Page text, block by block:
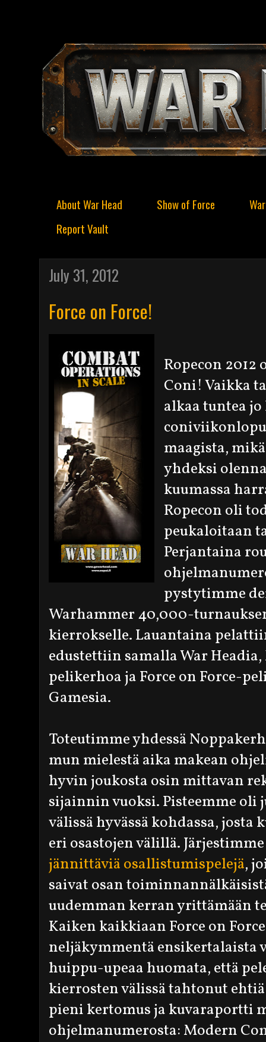
About War Head Show of Force
Report Vault
July 31, 2012
Force on Force!
Ropecon
Coni! Vaikka
alkaa tuntea
maagista,
yhdeksi
kuumassa
Ropecon oli
peukaloitaan
Perjantaina
pystytimme
Warhammer 40,000-
kierrokselle. Lauantaina
edustettiin samalla War
pelikerhoa ja Force on Force-
Gamesia.
Toteutimme yhdessä
mun mielestä aika makean
hyvin joukosta osin mittavan
sijainnin vuoksi. Pisteemme
välissä hyvässä kohdassa,
eri osastojen välillä.
jännittäviä osallistumispelejä,
saivat osan
uudemman kerran yrittämään
Kaiken kaikkiaan Force on
neljäkymmentä ensikertalaista
huippu-upeaa huomata, että
kierrosten välissä tahtonut ehtiä
pieni kertomus ja kuvaraportti
ohjelmanumerosta: Modern